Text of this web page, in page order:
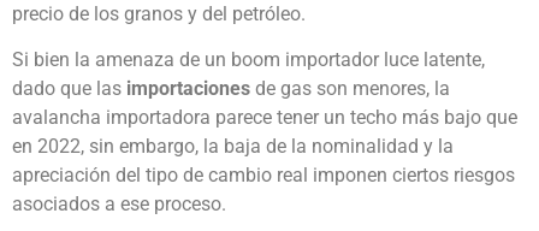
precio de los granos y del petróleo.
Si bien la amenaza de un boom importador luce latente,
dado que las importaciones de gas son menores, la
avalancha importadora parece tener un techo más bajo que
en 2022, sin embargo, la baja de la nominalidad y la
apreciación del tipo de cambio real imponen ciertos riesgos
asociados a ese proceso.